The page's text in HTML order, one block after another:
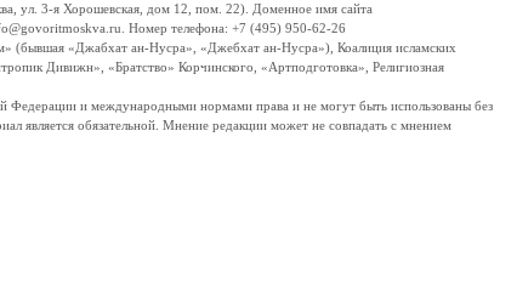
ул. 3-я Хорошевская, дом 12, пом. 22). Доменное имя сайта
Номер телефона: +7 (495) 950-62-26
(бывшая «Джабхат ан-Нусра», «Джебхат ан-Нусра»), Коалиция исламских
Дивижн», «Братство» Корчинского, «Артподготовка», Религиозная
Федерации и международными нормами права и не могут быть использованы без
является обязательной. Мнение редакции может не совпадать с мнением